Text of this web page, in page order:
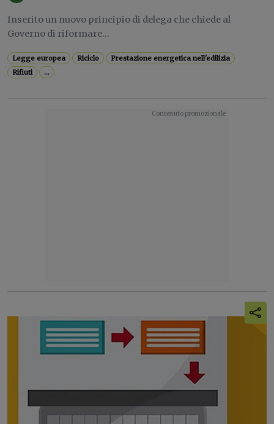
Inserito un nuovo principio di delega che chiede al
Governo di riformare...
Legge europea Riciclo
Prestazione energetica nell'edilizia
Rifiuti
...